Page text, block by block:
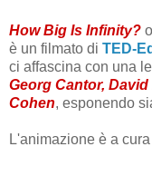
How Big Is Infinity?
è un filmato di TED-Ed
ci affascina con una
Georg Cantor,
Cohen, esponendo
L'animazione è a